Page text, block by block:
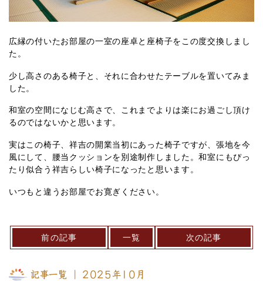
広縁の付いたお部屋の一室の座卓と座椅子をこの度交換しまし
た。
少し高さのある椅子と、それに合わせたテーブルを置いてみま
した。
和室の空間になじむ高さで、これまでよりは楽にお過ごし頂け
るのではないかと思います。
実はこの椅子、祥吉の開業当初にあった椅子ですが、張地を今
風にして、腰当クッションを別途制作しました。和室にもぴっ
たり似合う祥吉らしい椅子になったと思います。
いつもと違うお部屋でお寛ぎください。
前の記事 一覧 次の記事
記事一覧 ｜ 2025年10月